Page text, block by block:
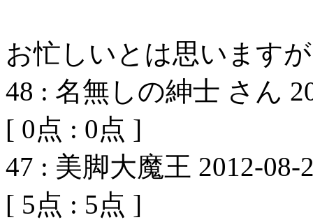
お忙しいとは思います
48 : 名無しの紳士 さん
[ 0点 : 0点 ]
47 : 美脚大魔王 2012-08-
[ 5点 : 5点 ]